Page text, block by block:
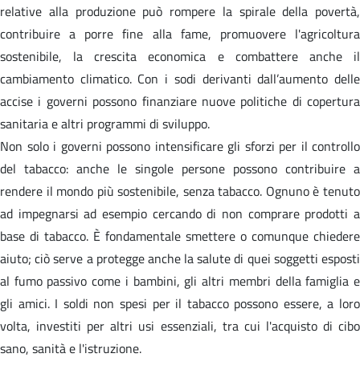
relative alla produzione può rompere la spirale della povertà,
contribuire a porre fine alla fame, promuovere l'agricoltura
sostenibile, la crescita economica e combattere anche il
cambiamento climatico. Con i sodi derivanti dall’aumento delle
accise i governi possono finanziare nuove politiche di copertura
sanitaria e altri programmi di sviluppo.
Non solo i governi possono intensificare gli sforzi per il controllo
del tabacco: anche le singole persone possono contribuire a
rendere il mondo più sostenibile, senza tabacco. Ognuno è tenuto
ad impegnarsi ad esempio cercando di non comprare prodotti a
base di tabacco. È fondamentale smettere o comunque chiedere
aiuto; ciò serve a protegge anche la salute di quei soggetti esposti
al fumo passivo come i bambini, gli altri membri della famiglia e
gli amici. I soldi non spesi per il tabacco possono essere, a loro
volta, investiti per altri usi essenziali, tra cui l'acquisto di cibo
sano, sanità e l'istruzione.